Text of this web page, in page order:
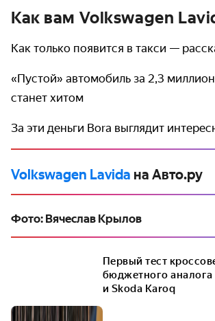
Как вам Volkswagen
Как только появится в такси —
«Пустой» автомобиль за 2,3
станет хитом
За эти деньги Bora выглядит
Volkswagen Lavida на Авто.ру
Фото: Вячеслав Крылов
Первый тест
бюджетного аналога
и Skoda Karoq